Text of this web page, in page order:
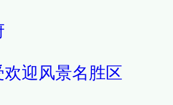
迎风景名胜区